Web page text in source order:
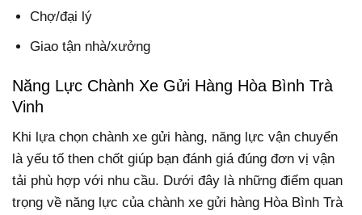
Chợ/đại lý
Giao tận nhà/xưởng
Năng Lực Chành Xe Gửi Hàng Hòa Bình Trà
Vinh
Khi lựa chọn chành xe gửi hàng, năng lực vận chuyển
là yếu tố then chốt giúp bạn đánh giá đúng đơn vị vận
tải phù hợp với nhu cầu. Dưới đây là những điểm quan
trọng về năng lực của chành xe gửi hàng Hòa Bình Trà